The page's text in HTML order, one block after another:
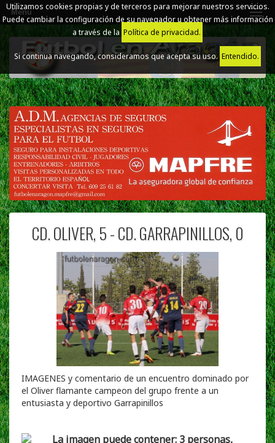
Utilizamos cookies propias y de terceros para mejorar nuestros servicios.
Puede cambiar la configuración de su navegador u obtener más información
a través de la Política de privacidad.
Si continua navegando, consideramos que acepta su uso.Entendido.
Menú
CD. OLIVER, 5 - CD. GARRAPINILLOS, 0
IMAGENES y comentario de un encuentro dominado por
el Oliver flamante campeon del grupo frente a un
entusiasta y deportivo Garrapinillos